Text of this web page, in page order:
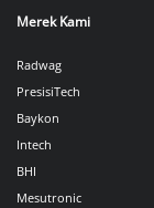
Merek Kami
Radwag
PresisiTech
Baykon
Intech
BHI
Mesutronic